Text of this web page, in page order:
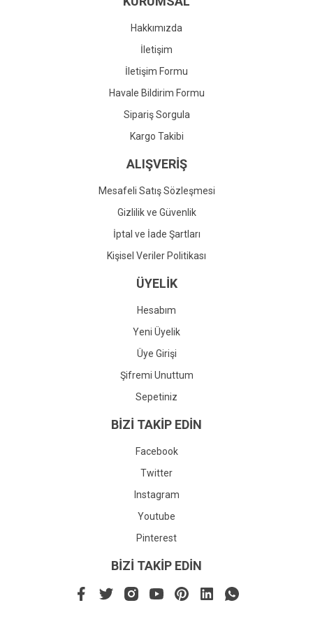
Gönder
Hakkımızda
İletişim
İletişim Formu
Havale Bildirim Formu
Sipariş Sorgula
Kargo Takibi
ALIŞVERİŞ
Mesafeli Satış Sözleşmesi
Gizlilik ve Güvenlik
İptal ve İade Şartları
Kişisel Veriler Politikası
ÜYELİK
Hesabım
Yeni Üyelik
Üye Girişi
Şifremi Unuttum
Sepetiniz
BİZİ TAKİP EDİN
Facebook
Twitter
Instagram
Youtube
Pinterest
BİZİ TAKİP EDİN